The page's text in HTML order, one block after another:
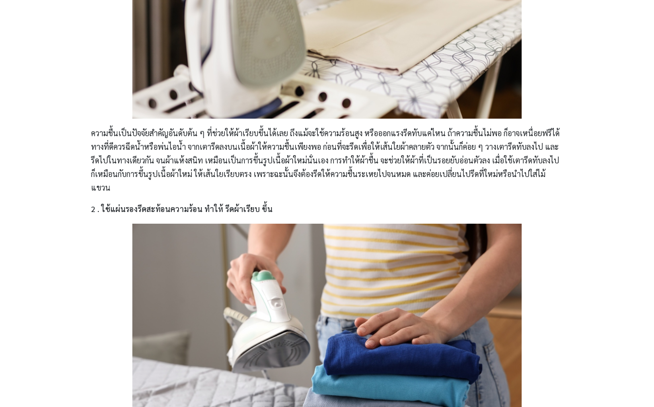
ความชื้นเป็นปัจจัยสำคัญอันดับต้น ๆ ที่ช่วยให้ผ้าเรียบขึ้นได้เลย ถึงแม้จะใช้ความร้อนสูง หรือออกแรงรีดทับแค่ไหน ถ้าความชื้นไม่พอ ก็อาจเหนื่อยฟรีได้
ทางที่ดีควรฉีดน้ำหรือพ่นไอน้ำ จากเตารีดลงบนเนื้อผ้าให้ความชื้นเพียงพอ ก่อนที่จะรีดเพื่อให้เส้นใยผ้าคลายตัว จากนั้นก็ค่อย ๆ วางเตารีดทับลงไป และ
รีดไปในทางเดียวกัน จนผ้าแห้งสนิท เหมือนเป็นการขึ้นรูปเนื้อผ้าใหม่นั่นเอง การทำให้ผ้าชื้น จะช่วยให้ผ้าที่เป็นรอยยับอ่อนตัวลง เมื่อใช้เตารีดทับลงไป
ก็เหมือนกับการขึ้นรูปเนื้อผ้าใหม่ ให้เส้นใยเรียบตรง เพราะฉะนั้นจึงต้องรีดให้ความชื้นระเหยไปจนหมด และค่อยเปลี่ยนไปรีดที่ใหม่หรือนำไปใส่ไม้
แขวน
2 . ใช้แผ่นรองรีดสะท้อนความร้อน ทำให้ รีดผ้าเรียบ ขึ้น